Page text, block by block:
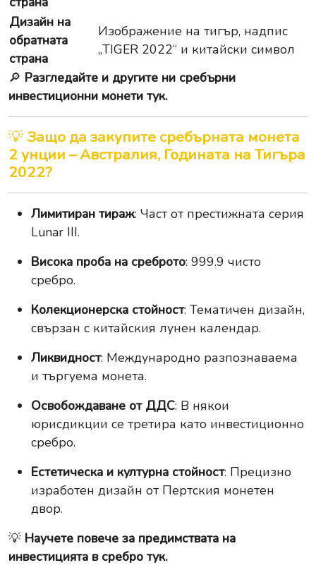
Дизайн на
обратната
страна
Изображение на тигър, надпис
„TIGER 2022“ и китайски символ
🔎 Разгледайте и другите ни сребърни
инвестиционни монети тук.
💡Защо да закупите сребърната монета
2 унции – Австралия, Годината на Тигъра
2022?
Лимитиран тираж: Част от престижната серия
Lunar III.
Висока проба на среброто: 999.9 чисто
сребро.
Колекционерска стойност: Тематичен дизайн,
свързан с китайския лунен календар.
Ликвидност: Международно разпознаваема
и търгуема монета.
Освобождаване от ДДС: В някои
юрисдикции се третира като инвестиционно
сребро.
Естетическа и културна стойност: Прецизно
изработен дизайн от Пертския монетен
двор.
💡 Научете повече за предимствата на
инвестицията в сребро тук.